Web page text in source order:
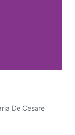
De Cesare